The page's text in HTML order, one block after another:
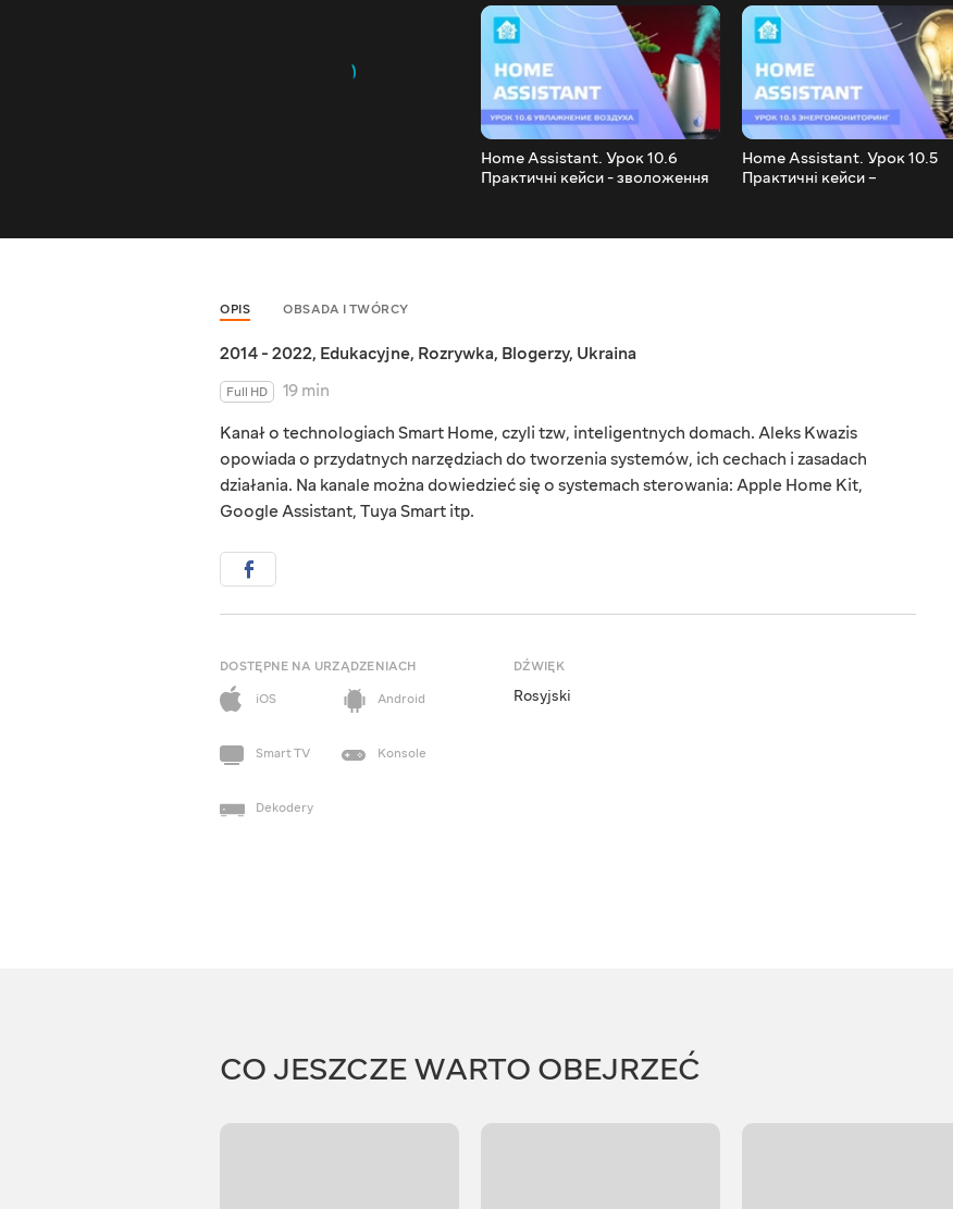
Home Assistant. Урок 10.6
Практичні кейси - зволоження
Home Assistant. Урок 10.5
Практичні кейси –
OPIS OBSADA I TWÓRCY
2014 - 2022, Edukacyjne, Rozrywka, Blogerzy, Ukraina
Full HD
19 min
Kanał o technologiach Smart Home, czyli tzw, inteligentnych domach. Aleks Kwazis
opowiada o przydatnych narzędziach do tworzenia systemów, ich cechach i zasadach
działania. Na kanale można dowiedzieć się o systemach sterowania: Apple Home Kit,
Google Assistant, Tuya Smart itp.
DOSTĘPNE NA URZĄDZENIACH
iOS
Android
Smart TV Konsole
Dekodery
DŹWIĘK
Rosyjski
CO JESZCZE WARTO OBEJRZEĆ